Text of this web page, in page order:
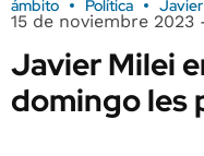
ámbito Política
15 de noviembre 2023
Javier Milei
domingo les